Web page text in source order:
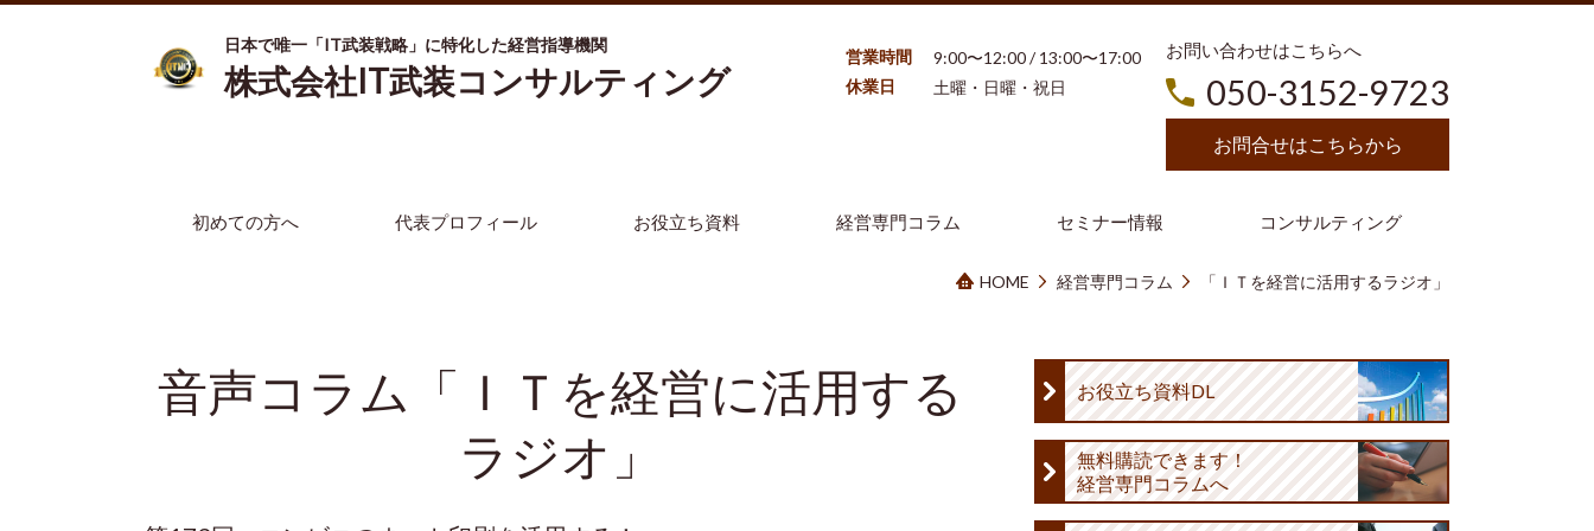
日本で唯一「IT武装戦略」に特化した経営指導機関
株式会社IT武装コンサルティング
営業時間
9:00〜12:00 / 13:00〜17:00
休業日
土曜・日曜・祝日
お問い合わせはこちらへ
050-3152-9723
お問合せはこちらから
初めての方へ 代表プロフィール お役立ち資料 経営専門コラム セミナー情報 コンサルティング
HOME 経営専門コラム 「ＩＴを経営に活用するラジオ」
音声コラム「ＩＴを経営に活用する
ラジオ」
お役立ち資料DL
無料購読できます！
経営専門コラムへ